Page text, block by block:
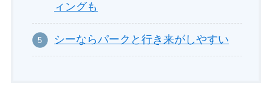
ィングも
シーならパークと行き来がしやすい